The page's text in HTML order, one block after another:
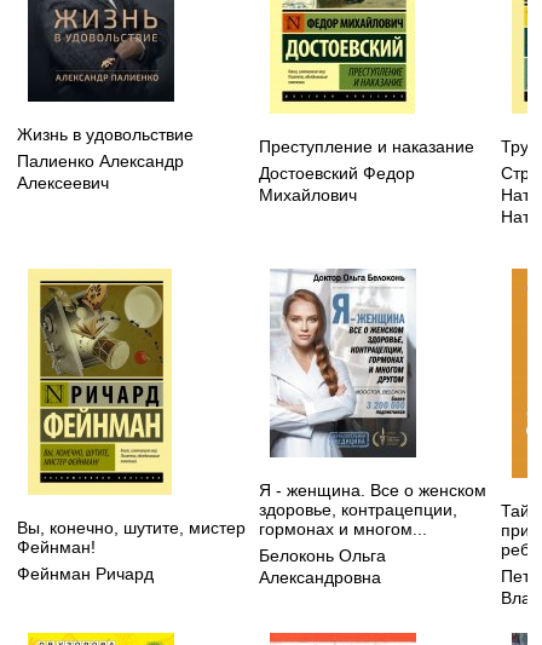
Жизнь в удовольствие
Палиенко Александр
Алексеевич
Преступление и наказание
Достоевский Федор
Михайлович
Вы, конечно, шутите, мистер
Фейнман!
Фейнман Ричард
Я - женщина. Все о женском
здоровье, контрацепции,
гормонах и многом...
Белоконь Ольга
Александровна